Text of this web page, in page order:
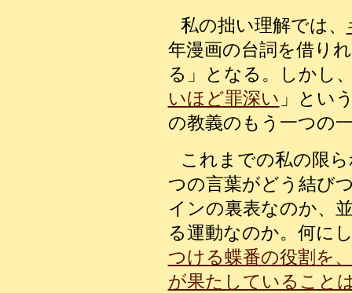
私の拙い理解では、
年漫画の台詞を借り
る」となる。しかし
いほど罪深い 」とい
の教義のもう一つの
これまでの私の限
つの言葉がどう結び
インの裏表なのか、
る運動なのか。何に
つける蝶番の役割を
が果たしていること